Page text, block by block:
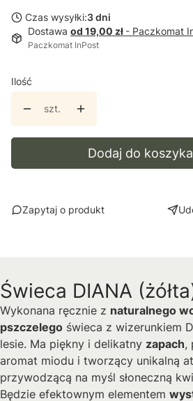
Czas wysyłki:3 dni
Dostawa od 19,00 zł - Paczkomat
Paczkomat InPost
Ilość
szt.
Dodaj do koszyka
Zapytaj o produkt
Świeca DIANA
Wykonana ręcznie z naturalnego
pszczelego świeca z wizerunkiem
lesie. Ma piękny i delikatny zapach,
aromat miodu i tworzący unikalną
przywodzącą na myśl słoneczną
Będzie efektownym elementem